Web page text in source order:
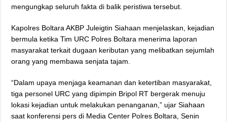
mengungkap seluruh fakta di balik peristiwa tersebut.
Kapolres Boltara AKBP Juleigtin Siahaan menjelaskan, kejadian
bermula ketika Tim URC Polres Boltara menerima laporan
masyarakat terkait dugaan keributan yang melibatkan sejumlah
orang yang membawa senjata tajam.
“Dalam upaya menjaga keamanan dan ketertiban masyarakat,
tiga personel URC yang dipimpin Bripol RT bergerak menuju
lokasi kejadian untuk melakukan penanganan,” ujar Siahaan
saat konferensi pers di Media Center Polres Boltara, Senin